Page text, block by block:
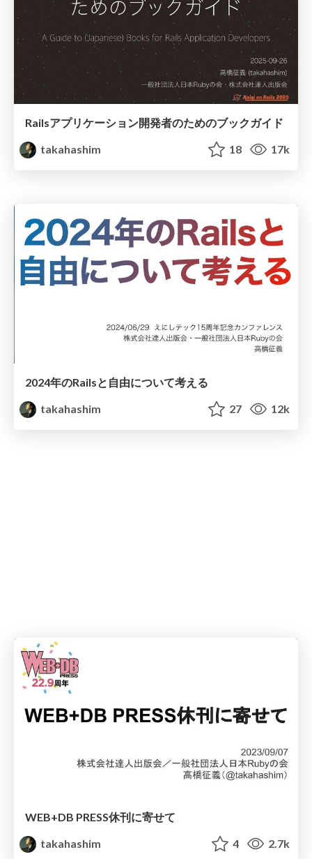
Railsアプリケーション開発者のためのブックガイド
takahashim
18 17k
2024年のRailsと自由について考える
takahashim
27 12k
WEB+DB PRESS休刊に寄せて
takahashim
4 2.7k